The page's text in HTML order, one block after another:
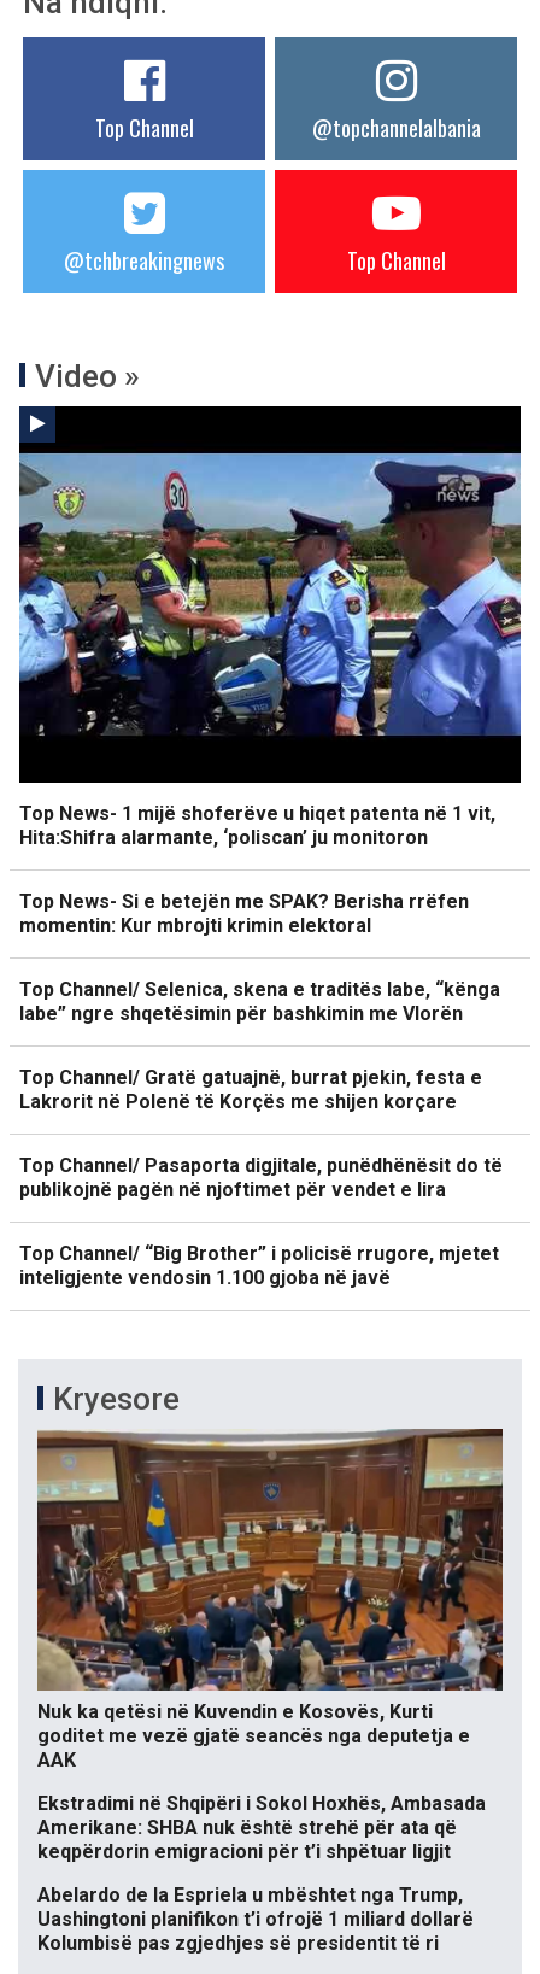
Top Channel @topchannelalbania
@tchbreakingnews Top Channel
Video »
Top News- 1 mijë shoferëve u hiqet patenta në 1 vit,
Hita:Shifra alarmante, ‘poliscan’ ju monitoron
Top News- Si e betejën me SPAK? Berisha rrëfen
momentin: Kur mbrojti krimin elektoral
Top Channel/ Selenica, skena e traditës labe, “kënga
labe” ngre shqetësimin për bashkimin me Vlorën
Top Channel/ Gratë gatuajnë, burrat pjekin, festa e
Lakrorit në Polenë të Korçës me shijen korçare
Top Channel/ Pasaporta digjitale, punëdhënësit do të
publikojnë pagën në njoftimet për vendet e lira
Top Channel/ “Big Brother” i policisë rrugore, mjetet
inteligjente vendosin 1.100 gjoba në javë
Kryesore
Nuk ka qetësi në Kuvendin e Kosovës, Kurti
goditet me vezë gjatë seancës nga deputetja e
AAK
Ekstradimi në Shqipëri i Sokol Hoxhës, Ambasada
Amerikane: SHBA nuk është strehë për ata që
keqpërdorin emigracioni për t’i shpëtuar ligjit
Abelardo de la Espriela u mbështet nga Trump,
Uashingtoni planifikon t’i ofrojë 1 miliard dollarë
Kolumbisë pas zgjedhjes së presidentit të ri